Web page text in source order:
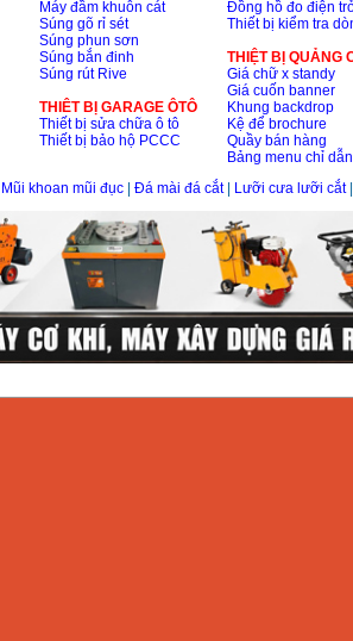
Máy đầm khuôn cát
Súng gõ rỉ sét
Súng phun sơn
Súng bắn đinh
Súng rút Rive
THIÊT BỊ GARAGE ÔTÔ
Thiết bị sửa chữa ô tô
Thiết bị bảo hộ PCCC
Đồng hồ đo điện
Thiết bị kiểm tra
THIỆT BỊ QUẢNG
Giá chữ x standy
Giá cuốn banner
Khung backdrop
Kệ để brochure
Quầy bán hàng
Bảng menu chỉ dẫn
Mũi khoan mũi đục Đá mài đá cắt| Lưỡi cưa lưỡi cắt